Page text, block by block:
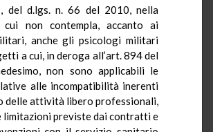
del d.lgs. n. 66 del 2010, nella
non contempla, accanto ai
anche gli psicologi militari
a cui, in deroga all’art. 894 del
non sono applicabili le
alle incompatibilità inerenti
delle attività libero professionali,
limitazioni previste dai contratti e